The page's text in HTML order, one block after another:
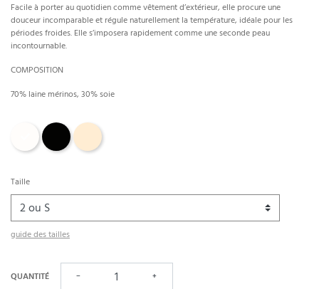
Facile à porter au quotidien comme vêtement d’extérieur, elle procure une
douceur incomparable et régule naturellement la température, idéale pour les
périodes froides. Elle s’imposera rapidement comme une seconde peau
incontournable.
COMPOSITION
70% laine mérinos, 30% soie
Champagne
Noir Nude
Taille
guide des tailles
QUANTITÉ − +